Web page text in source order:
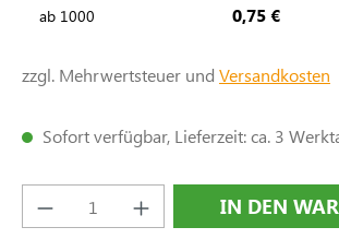
ab 1000 0,75 €
zzgl. Mehrwertsteuer und Versandkosten
Sofort verfügbar, Lieferzeit: ca. 3
Produkt Anzahl: Gib den
IN DEN